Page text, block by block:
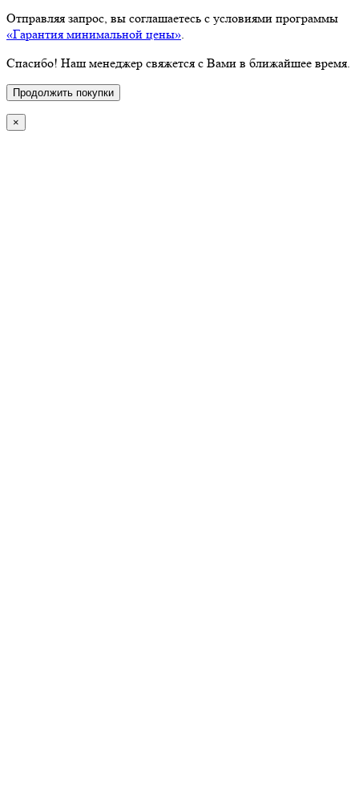
Отправляя запрос, вы соглашаетесь с условиями программы
«Гарантия минимальной цены».
Спасибо! Наш менеджер свяжется с Вами в ближайшее время.
Продолжить покупки
×